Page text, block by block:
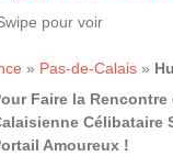
pour voir
» Pas-de-Calais »
Faire la Rencontre
Célibataire
Amoureux !